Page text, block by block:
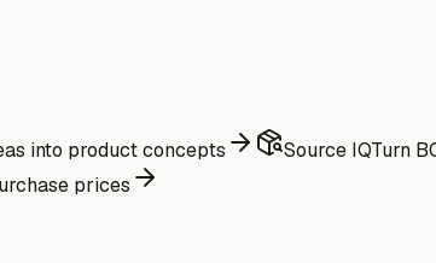
into product concepts Source IQTurn
prices